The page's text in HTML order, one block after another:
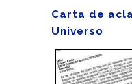
Carta de
Universo